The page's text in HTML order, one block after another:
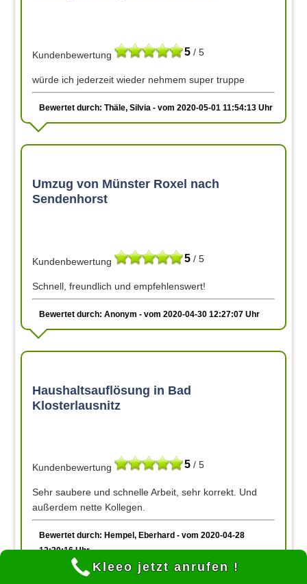
5 / 5
Kundenbewertung
würde ich jederzeit wieder nehmem super truppe
Bewertet durch: Thäle, Silvia - vom 2020-05-01 11:54:13 Uhr
Umzug von Münster Roxel nach
Sendenhorst
5 / 5
Kundenbewertung
Schnell, freundlich und empfehlenswert!
Bewertet durch: Anonym - vom 2020-04-30 12:27:07 Uhr
Haushaltsauflösung in Bad
Klosterlausnitz
5 / 5
Kundenbewertung
Sehr saubere und schnelle Arbeit, sehr korrekt. Und
außerdem nette Kollegen.
Bewertet durch: Hempel, Eberhard - vom 2020-04-28
12:20:16 Uhr
Kleeo jetzt anrufen !